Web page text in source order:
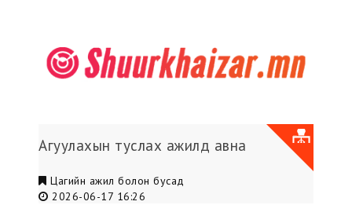
Агуулахын туслах ажилд авна
Цагийн ажил болон бусад
2026-06-17 16:26